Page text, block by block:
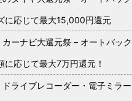
に応じて最大15,000円還元
ーナビ大還元祭 – オートバッ
に応じて最大7万円還元！
ライブレコーダー・電子ミラ